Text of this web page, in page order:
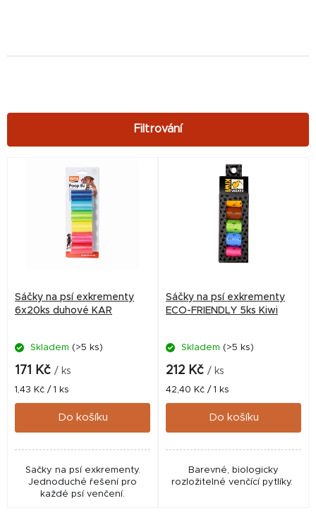
o
Sáčky na psí exkrementy
6x20ks duhové KAR
Skladem (>5 ks)
171 Kč / ks
Měrná
cena:
1,43 Kč / 1 ks
Do košíku
Sačky na psí exkrementy.
Jednoduché řešení pro
každé psí venčení.
Sáčky na psí exkrementy
ECO-FRIENDLY 5ks Kiwi
Skladem (>5 ks)
212 Kč / ks
Měrná
cena:
42,40 Kč / 1 ks
Do košíku
Barevné, biologicky
rozložitelné venčící pytlíky.